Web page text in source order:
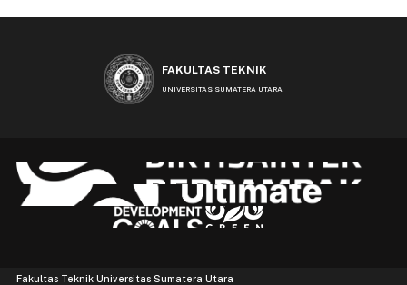
FAKULTAS TEKNIK
UNIVERSITAS SUMATERA UTARA
Fakultas Teknik Universitas Sumatera Utara